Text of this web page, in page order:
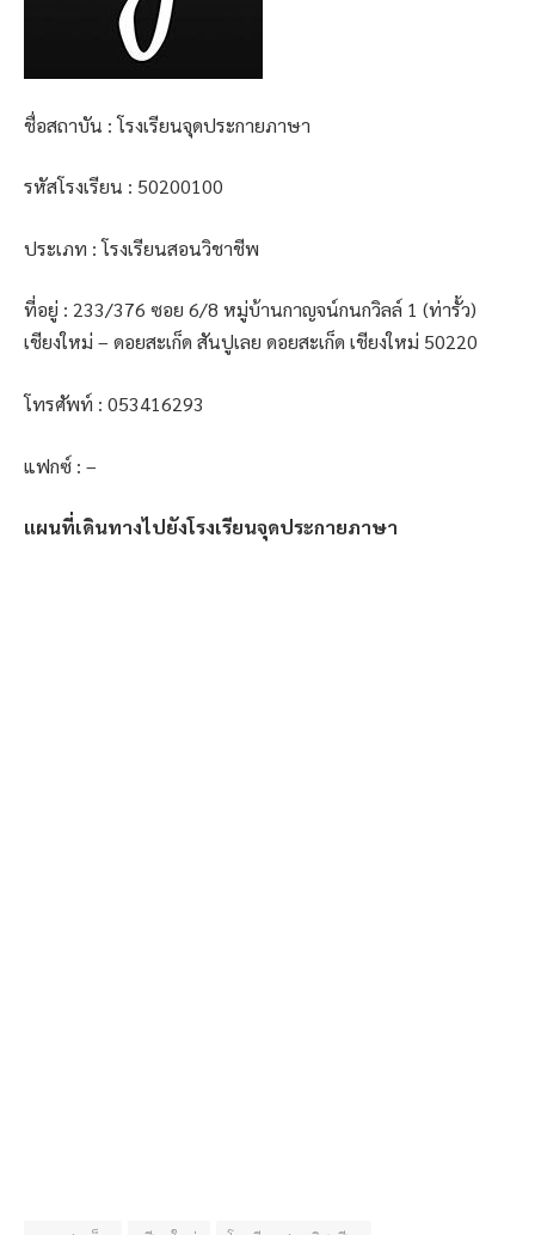
ชื่อสถาบัน : โรงเรียนจุดประกายภาษา
รหัสโรงเรียน : 50200100
ประเภท : โรงเรียนสอนวิชาชีพ
ที่อยู่ : 233/376 ซอย 6/8 หมู่บ้านกาญจน์กนกวิลล์ 1 (ท่ารั้ว)
เชียงใหม่ – ดอยสะเก็ด สันปูเลย ดอยสะเก็ด เชียงใหม่ 50220
โทรศัพท์ : 053416293
แฟกซ์ : –
แผนที่เดินทางไปยังโรงเรียนจุดประกายภาษา